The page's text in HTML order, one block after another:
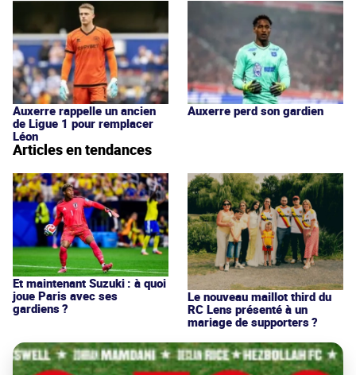
Auxerre rappelle un ancien
de Ligue 1 pour remplacer
Léon
Auxerre perd son gardien
Articles en tendances
Et maintenant Suzuki : à quoi
joue Paris avec ses
gardiens ?
Le nouveau maillot third du
RC Lens présenté à un
mariage de supporters ?